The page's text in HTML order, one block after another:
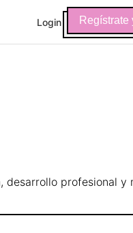
Login Regístrate
desarrollo profesional y